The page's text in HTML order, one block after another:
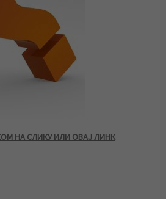
НА СЛИКУ ИЛИ ОВАЈ ЛИНК